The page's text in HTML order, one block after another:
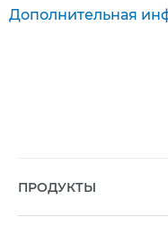
Дополнительная
ПРОДУКТЫ